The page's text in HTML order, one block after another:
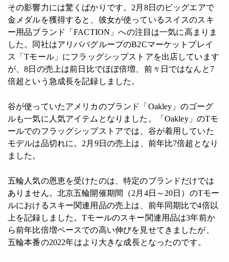
その影響力には驚くばかりです。2月8日のビッグエアで
金メダルを獲得すると、彼女が使っているスイスのスキ
ー用品ブランド「FACTION」への注目は一気に高まりま
した。同社はアリババグループのB2Cマーケットプレイ
ス「Tモール」にフラッグシップストアを出店しています
が、8日の売上は前日比でほぼ倍増、前々日ではなんと7
倍超という急成長を記録しました。
谷が使っていたアメリカのブランド「Oakley」のゴーグ
ルも一気に人気アイテムとなりました。「Oakley」のTモ
ールでのフラッグシップストアでは、谷が着用していた
モデルは品切れに。2月9日の売上は、前年比7倍超となり
ました。
五輪人気の恩恵を受けたのは、特定のブランドだけでは
ありません。北京五輪開催期間（2月4日～20日）のTモー
ルにおけるスキー関連用品の売上は、前年同期比で4倍以
上を記録しました。Tモールのスキー関連用品は3年前か
ら前年比倍増ペースでの高い伸びを見せてきましたが、
五輪本番の2022年はより大きな成長となったのです。